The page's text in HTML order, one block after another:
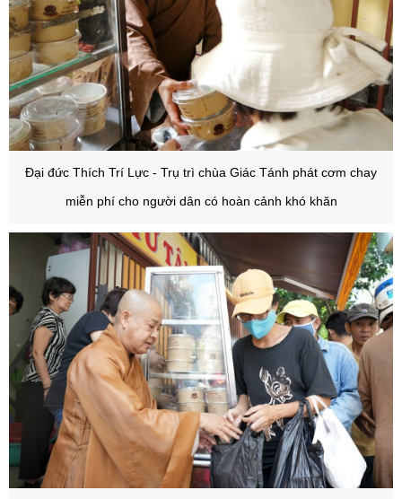
Đại đức Thích Trí Lực - Trụ trì chùa Giác Tánh phát cơm chay
miễn phí cho người dân có hoàn cảnh khó khăn